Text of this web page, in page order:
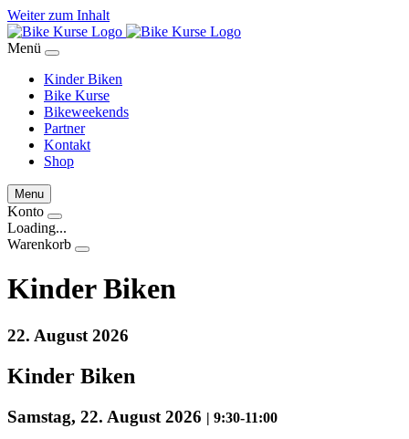
Weiter zum Inhalt
Menü
Kinder Biken
Bike Kurse
Bikeweekends
Partner
Kontakt
Shop
Menu
Konto
Loading...
Warenkorb
Kinder Biken
22. August 2026
Kinder Biken
Samstag, 22. August 2026 | 9:30-11:00